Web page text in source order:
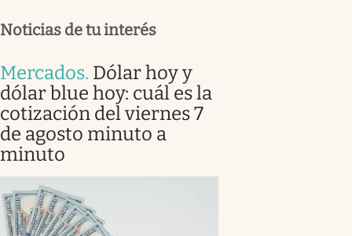
Noticias de tu interés
Mercados. Dólar hoy y
dólar blue hoy: cuál es la
cotización del viernes 7
de agosto minuto a
minuto